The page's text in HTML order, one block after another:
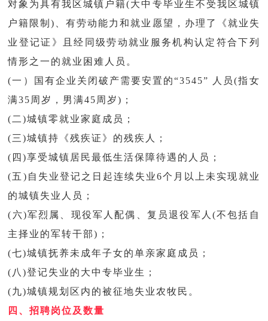
对象为具有我区城镇户籍(大中专毕业生不受我区城镇
户籍限制)、有劳动能力和就业愿望，办理了《就业失
业登记证》且经同级劳动就业服务机构认定符合下列
情形之一的就业困难人员。
(一）国有企业关闭破产需要安置的“3545” 人员(指女
满35周岁，男满45周岁)；
(二)城镇零就业家庭成员；
(三)城镇持《残疾证》的残疾人；
(四)享受城镇居民最低生活保障待遇的人员；
(五)自失业登记之日起连续失业6个月以上未实现就业
的城镇失业人员；
(六)军烈属、现役军人配偶、复员退役军人(不包括自
主择业的军转干部)；
(七)城镇抚养未成年子女的单亲家庭成员；
(八)登记失业的大中专毕业生；
(九)城镇规划区内的被征地失业农牧民。
四、招聘岗位及数量